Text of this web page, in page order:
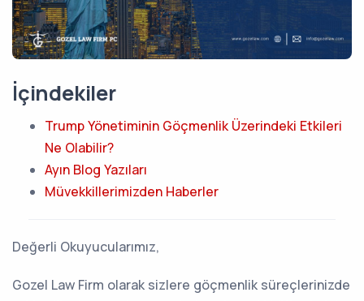
İçindekiler
Trump Yönetiminin Göçmenlik Üzerindeki Etkileri
Ne Olabilir?
Ayın Blog Yazıları
Müvekkillerimizden Haberler
Değerli Okuyucularımız,
Gozel Law Firm olarak sizlere göçmenlik süreçlerinizde